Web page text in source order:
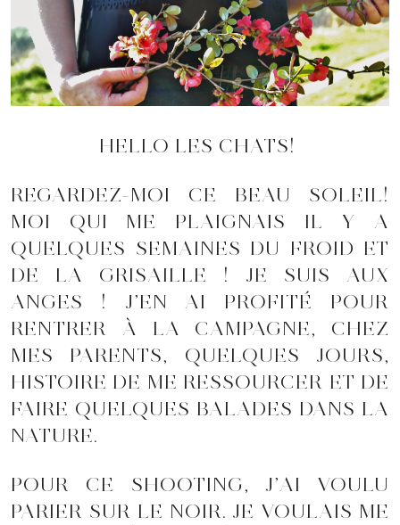
HELLO LES CHATS!
REGARDEZ-MOI CE BEAU SOLEIL!
MOI QUI ME PLAIGNAIS IL Y A
QUELQUES SEMAINES DU FROID ET
DE LA GRISAILLE ! JE SUIS AUX
ANGES ! J’EN AI PROFITÉ POUR
RENTRER À LA CAMPAGNE, CHEZ
MES PARENTS, QUELQUES JOURS,
HISTOIRE DE ME RESSOURCER ET DE
FAIRE QUELQUES BALADES DANS LA
NATURE.
POUR CE SHOOTING, J’AI VOULU
PARIER SUR LE NOIR. JE VOULAIS ME